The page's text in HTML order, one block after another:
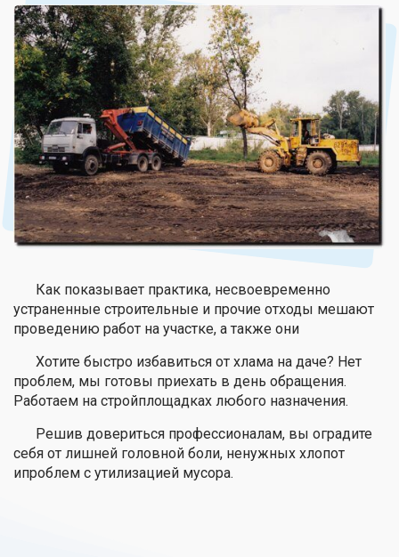
Как показывает практика, несвоевременно
устраненные строительные и прочие отходы мешают
проведению работ на участке, а также они
Хотите быстро избавиться от хлама на даче? Нет
проблем, мы готовы приехать в день обращения.
Работаем на стройплощадках любого назначения.
Решив довериться профессионалам, вы оградите
себя от лишней головной боли, ненужных хлопот
ипроблем с утилизацией мусора.